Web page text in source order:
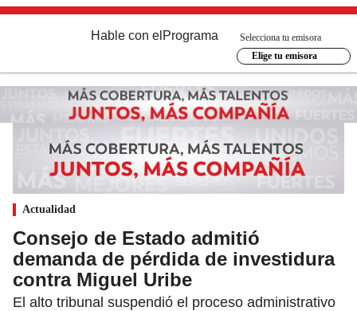
Hable con el Programa
Selecciona tu emisora
Elige tu emisora
Actualidad
Consejo de Estado admitió
demanda de pérdida de investidura
contra Miguel Uribe
El alto tribunal suspendió el proceso administrativo